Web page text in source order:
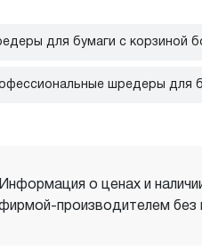
для бумаги с корзиной
шредеры для
Информация о ценах и
производителем без